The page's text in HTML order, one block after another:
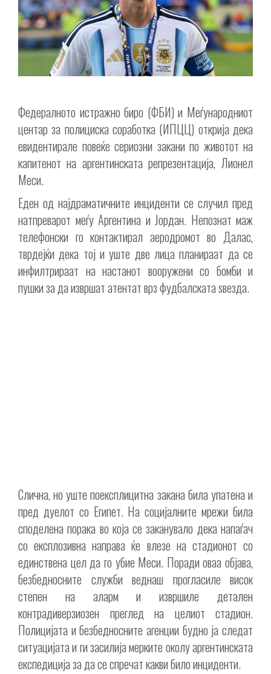
Федералното истражно биро (ФБИ) и Меѓународниот
центар за полициска соработка (ИПЦЦ) открија дека
евидентирале повеќе сериозни закани по животот на
капитенот на аргентинската репрезентација, Лионел
Меси.
Еден од најдраматичните инциденти се случил пред
натпреварот меѓу Аргентина и Јордан. Непознат маж
телефонски го контактирал аеродромот во Далас,
тврдејќи дека тој и уште две лица планираат да се
инфилтрираат на настанот вооружени со бомби и
пушки за да извршат атентат врз фудбалската ѕвезда.
Слична, но уште поексплицитна закана била упатена и
пред дуелот со Египет. На социјалните мрежи била
споделена порака во која се заканувало дека напаѓач
со експлозивна направа ќе влезе на стадионот со
единствена цел да го убие Меси. Поради оваа објава,
безбедносните служби веднаш прогласиле висок
степен на аларм и извршиле детален
контрадиверзиозен преглед на целиот стадион.
Полицијата и безбедносните агенции будно ја следат
ситуацијата и ги засилија мерките околу аргентинската
експедиција за да се спречат какви било инциденти.